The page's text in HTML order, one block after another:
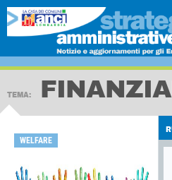
TEMA:
WELFARE